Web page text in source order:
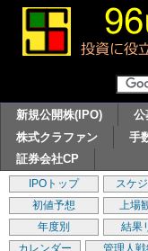
新規公開株(IPO) 公
株式クラファン
手
証券会社CP
IPOトップ スケ
初値予想
上場
年度別
結果
カレンダー
管理人戦